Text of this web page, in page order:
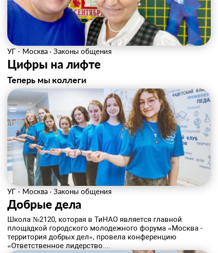
УГ - Москва · Законы общения
Цифры на лифте
Теперь мы коллеги
УГ - Москва · Законы общения
Добрые дела
Школа №2120, которая в ТиНАО является главной
площадкой городского молодежного форума «Москва -
территория добрых дел», провела конференцию
«Ответственное лидерство....